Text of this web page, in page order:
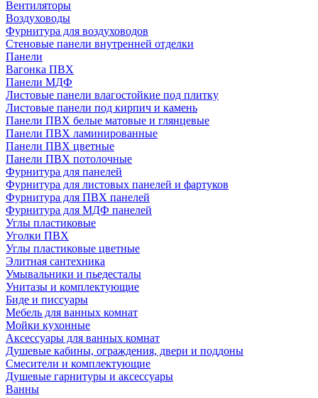
Вентиляторы
Воздуховоды
Фурнитура для воздуховодов
Стеновые панели внутренней отделки
Панели
Вагонка ПВХ
Панели МДФ
Листовые панели влагостойкие под плитку
Листовые панели под кирпич и камень
Панели ПВХ белые матовые и глянцевые
Панели ПВХ ламинированные
Панели ПВХ цветные
Панели ПВХ потолочные
Фурнитура для панелей
Фурнитура для листовых панелей и фартуков
Фурнитура для ПВХ панелей
Фурнитура для МДФ панелей
Углы пластиковые
Уголки ПВХ
Углы пластиковые цветные
Элитная сантехника
Умывальники и пьедесталы
Унитазы и комплектующие
Биде и писсуары
Мебель для ванных комнат
Мойки кухонные
Аксессуары для ванных комнат
Душевые кабины, ограждения, двери и поддоны
Смесители и комплектующие
Душевые гарнитуры и аксессуары
Ванны